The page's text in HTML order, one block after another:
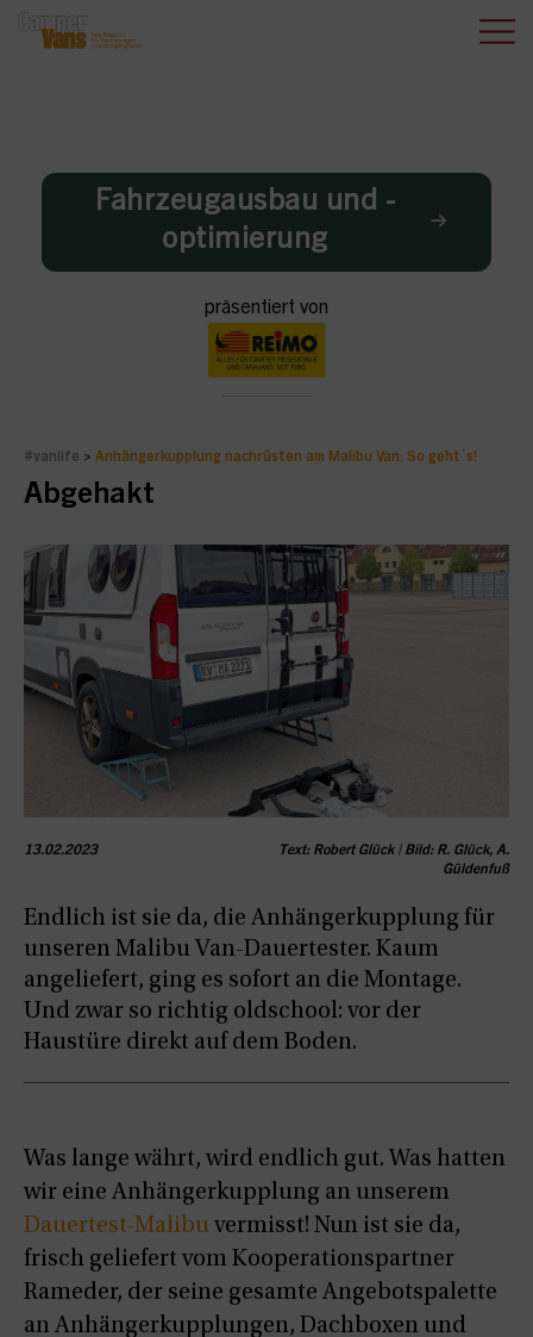
Fahrzeugausbau und -
optimierung
präsentiert von
#vanlife > Anhängerkupplung nachrüsten am Malibu Van: So geht´s!
Abgehakt
13.02.2023
Text: Robert Glück | Bild: R. Glück, A.
Güldenfuß
Endlich ist sie da, die Anhängerkupplung für
unseren Malibu Van-Dauertester. Kaum
angeliefert, ging es sofort an die Montage.
Und zwar so richtig oldschool: vor der
Haustüre direkt auf dem Boden.
Was lange währt, wird endlich gut. Was hatten
wir eine Anhängerkupplung an unserem
Dauertest-Malibu vermisst! Nun ist sie da,
frisch geliefert vom Kooperationspartner
Rameder, der seine gesamte Angebotspalette
an Anhängerkupplungen, Dachboxen und